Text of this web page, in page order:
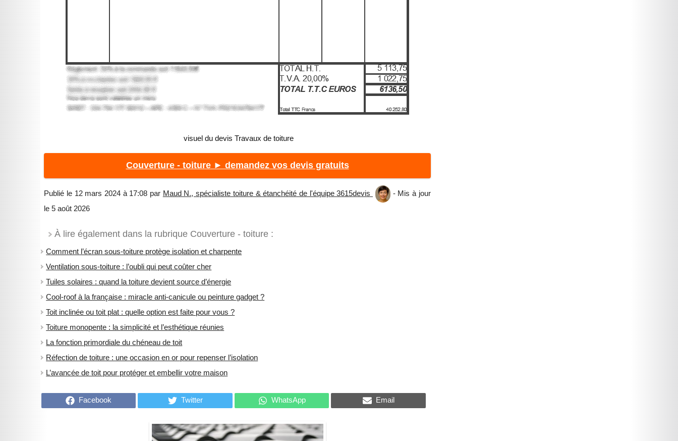
visuel du devis Travaux de toiture
Couverture - toiture ► demandez vos devis gratuits
Publié le 12 mars 2024 à 17:08 par Maud N., spécialiste toiture & étanchéité de l'équipe 3615devis
- Mis à jour
le 5 août 2026
À lire également dans la rubrique Couverture - toiture :
Comment l’écran sous-toiture protège isolation et charpente
Ventilation sous-toiture : l’oubli qui peut coûter cher
Tuiles solaires : quand la toiture devient source d’énergie
Cool-roof à la française : miracle anti-canicule ou peinture gadget ?
​Toit inclinée ou toit plat : quelle option est faite pour vous ?
Toiture monopente : la simplicité et l’esthétique réunies
La fonction primordiale du chéneau de toit
Réfection de toiture : une occasion en or pour repenser l’isolation
L’avancée de toit pour protéger et embellir votre maison
Facebook Twitter WhatsApp Email